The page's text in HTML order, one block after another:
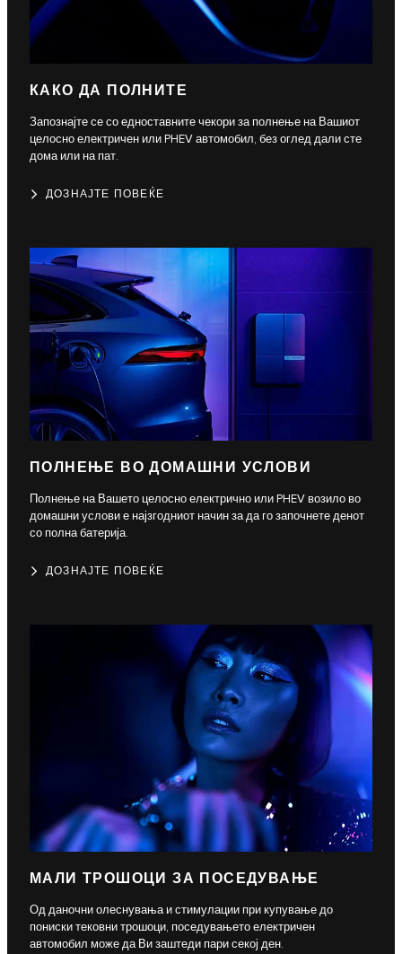
КАКО ДА ПОЛНИТЕ
Запознајте се со едноставните чекори за полнење на Вашиот
целосно електричен или PHEV автомобил, без оглед дали сте
дома или на пат.
ДОЗНАЈТЕ ПОВЕЌЕ
ПОЛНЕЊЕ ВО ДОМАШНИ УСЛОВИ
Полнење на Вашето целосно електрично или PHEV возило во
домашни услови е најзгодниот начин за да го започнете денот
со полна батерија.
ДОЗНАЈТЕ ПОВЕЌЕ
МАЛИ ТРОШОЦИ ЗА ПОСЕДУВАЊЕ
Од даночни олеснувања и стимулации при купување до
пониски тековни трошоци, поседувањето електричен
автомобил може да Ви заштеди пари секој ден.